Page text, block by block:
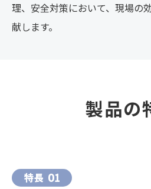
理、安全対策において、現場の
献します。
製品の
特長 01